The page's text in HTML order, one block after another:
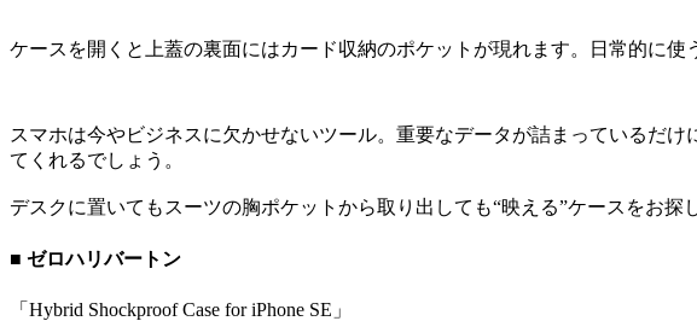
ケースを開くと上蓋の裏面にはカード収納のポケットが現れます。日常的に
スマホは今やビジネスに欠かせないツール。重要なデータが詰まっているだ
てくれるでしょう。
デスクに置いてもスーツの胸ポケットから取り出しても“映える”ケースをお探
■ ゼロハリバートン
「Hybrid Shockproof Case for iPhone SE」